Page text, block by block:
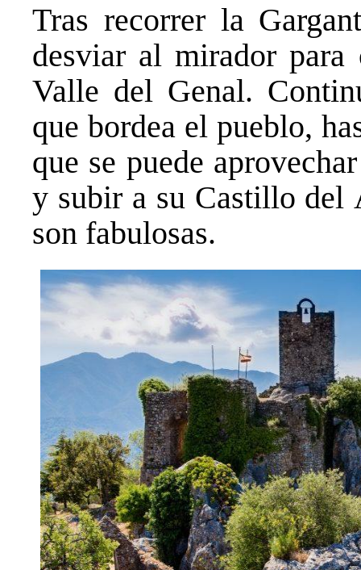
Tras recorrer la
desviar al mirador
Valle del Genal.
que bordea el pueblo,
que se puede
y subir a su Castillo del
son fabulosas.